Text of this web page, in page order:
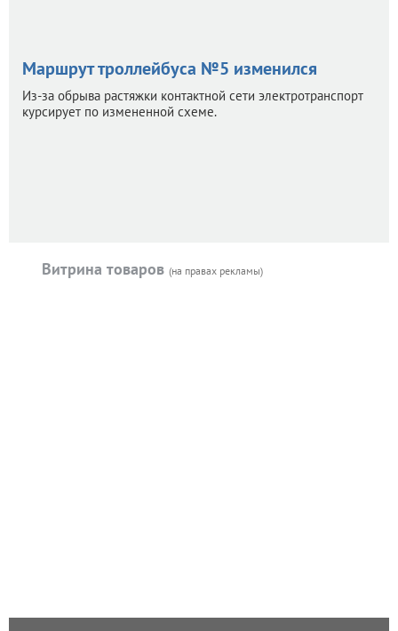
Маршрут троллейбуса №5 изменился
Из-за обрыва растяжки контактной сети электротранспорт
курсирует по измененной схеме.
Витрина товаров (на правах рекламы)